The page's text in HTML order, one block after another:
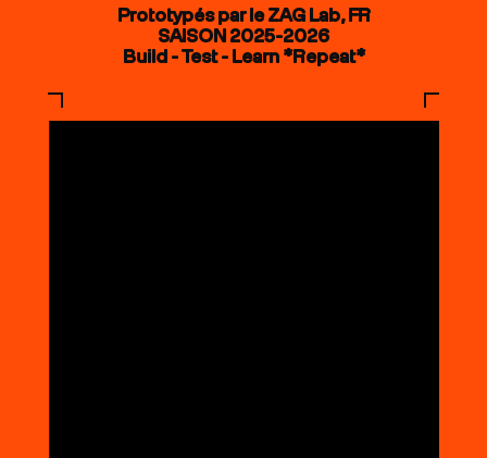
Prototypés par le ZAG Lab, FR
SAISON 2025-2026
Build - Test - Learn *Repeat*